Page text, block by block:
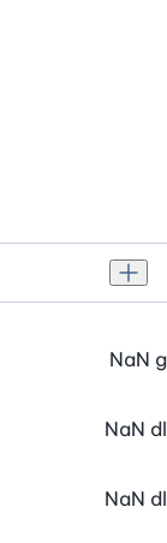
NaN g
NaN dl
NaN dl